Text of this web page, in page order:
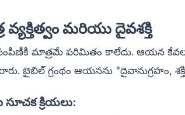
వ్యక్తిత్వం మరియు దైవశక్తి
మాత్రమే పరిమితం కాలేదు. ఆయన
బైబిల్ గ్రంథం ఆయనను "దైవానుగ్రహం, శక్తి
క్రియలు: